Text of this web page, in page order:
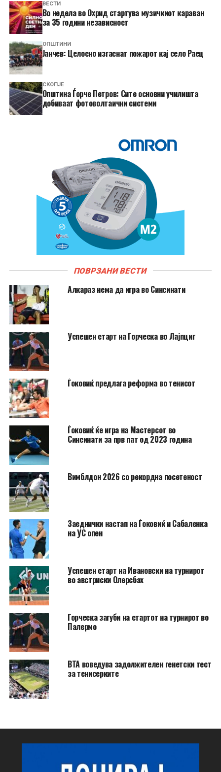
ВЕСТИ
Во недела во Охрид стартува музичкиот караван
за 35 години независност
ОПШТИНИ
Јанчев: Целосно изгаснат пожарот кај село Раец
СКОПЈЕ
Општина Ѓорче Петров: Сите основни училишта
добиваат фотоволтаични системи
ПОВРЗАНИ ВЕСТИ
Алкараз нема да игра во Синсинати
Успешен старт на Ѓорческа во Лајпциг
Ѓоковиќ предлага реформа во тенисот
Ѓоковиќ ќе игра на Мастерсот во
Синсинати за прв пат од 2023 година
Вимблдон 2026 со рекордна посетеност
Заеднички настап на Ѓоковиќ и Сабаленка
на УС опен
Успешен старт на Ивановски на турнирот
во австриски Олерсбах
Ѓорческа загуби на стартот на турнирот во
Палермо
ВТА воведува задолжителен генетски тест
за тенисерките